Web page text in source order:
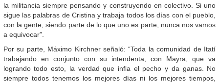
la militancia siempre pensando y construyendo en colectivo. Si uno
sigue las palabras de Cristina y trabaja todos los días con el pueblo,
con la gente, siendo parte de lo que uno es parte, nunca nos vamos
a equivocar”.
Por su parte, Máximo Kirchner señaló: “Toda la comunidad de Itatí
trabajando en conjunto con su intendenta, con Mayra, que va
logrando todo esto, la verdad que infla el pecho y da ganas. No
siempre todos tenemos los mejores días ni los mejores tiempos,